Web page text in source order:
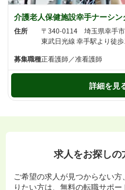
介護老人保健施設幸手ナーシ
住所
〒340-0114 埼玉県幸手
東武日光線 幸手駅より徒
募集職種正看護師／准看護師
詳細を見
求人をお探しの
ご希望の求人が見つからない
りたい方は、無料の転職サポー